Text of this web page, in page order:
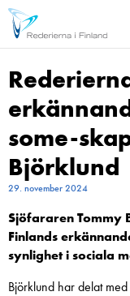
some-
Björklund
29. november 2024
Sjöfararen Tommy
Finlands
synlighet i sociala
Björklund har delat